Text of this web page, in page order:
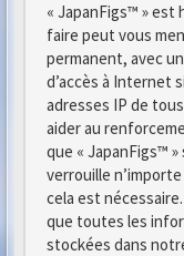
« JapanFigs™ » est
faire peut vous
permanent, avec
d’accès à Internet
adresses IP de
aider au
que « JapanFigs™
verrouille
cela est
que toutes les
stockées dans